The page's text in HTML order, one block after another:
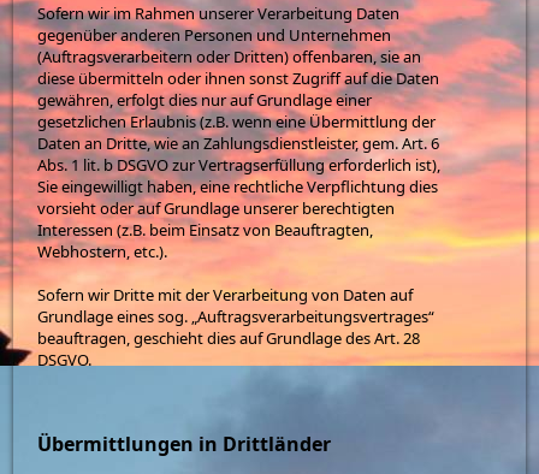
Sofern wir im Rahmen unserer Verarbeitung Daten
gegenüber anderen Personen und Unternehmen
(Auftragsverarbeitern oder Dritten) offenbaren, sie an
diese übermitteln oder ihnen sonst Zugriff auf die Daten
gewähren, erfolgt dies nur auf Grundlage einer
gesetzlichen Erlaubnis (z.B. wenn eine Übermittlung der
Daten an Dritte, wie an Zahlungsdienstleister, gem. Art. 6
Abs. 1 lit. b DSGVO zur Vertragserfüllung erforderlich ist),
Sie eingewilligt haben, eine rechtliche Verpflichtung dies
vorsieht oder auf Grundlage unserer berechtigten
Interessen (z.B. beim Einsatz von Beauftragten,
Webhostern, etc.).
Sofern wir Dritte mit der Verarbeitung von Daten auf
Grundlage eines sog. „Auftragsverarbeitungsvertrages“
beauftragen, geschieht dies auf Grundlage des Art. 28
DSGVO.
Übermittlungen in Drittländer